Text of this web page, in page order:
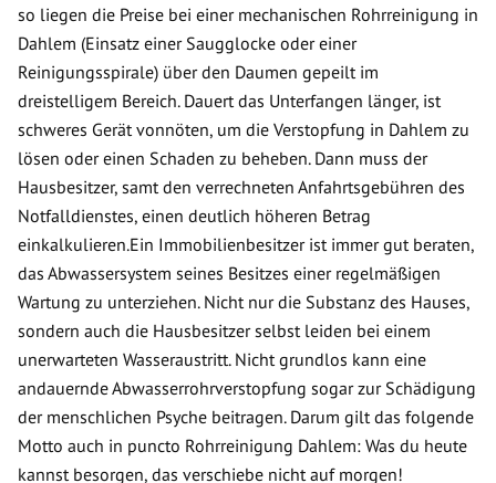
so liegen die Preise bei einer mechanischen Rohrreinigung in
Dahlem (Einsatz einer Saugglocke oder einer
Reinigungsspirale) über den Daumen gepeilt im
dreistelligem Bereich. Dauert das Unterfangen länger, ist
schweres Gerät vonnöten, um die Verstopfung in Dahlem zu
lösen oder einen Schaden zu beheben. Dann muss der
Hausbesitzer, samt den verrechneten Anfahrtsgebühren des
Notfalldienstes, einen deutlich höheren Betrag
einkalkulieren.Ein Immobilienbesitzer ist immer gut beraten,
das Abwassersystem seines Besitzes einer regelmäßigen
Wartung zu unterziehen. Nicht nur die Substanz des Hauses,
sondern auch die Hausbesitzer selbst leiden bei einem
unerwarteten Wasseraustritt. Nicht grundlos kann eine
andauernde Abwasserrohrverstopfung sogar zur Schädigung
der menschlichen Psyche beitragen. Darum gilt das folgende
Motto auch in puncto Rohrreinigung Dahlem: Was du heute
kannst besorgen, das verschiebe nicht auf morgen!